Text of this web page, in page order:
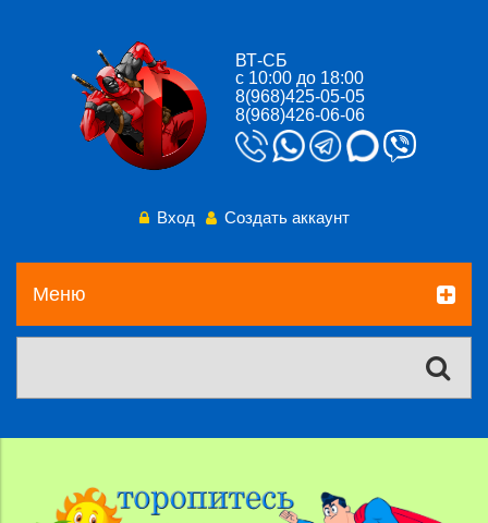
ВТ-СБ
с 10:00 до 18:00
8(968)425-05-05
8(968)426-06-06
Вход Создать аккаунт
Меню